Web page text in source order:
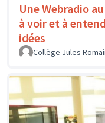
Une Webradio
à voir et à
idées
Collège Jules